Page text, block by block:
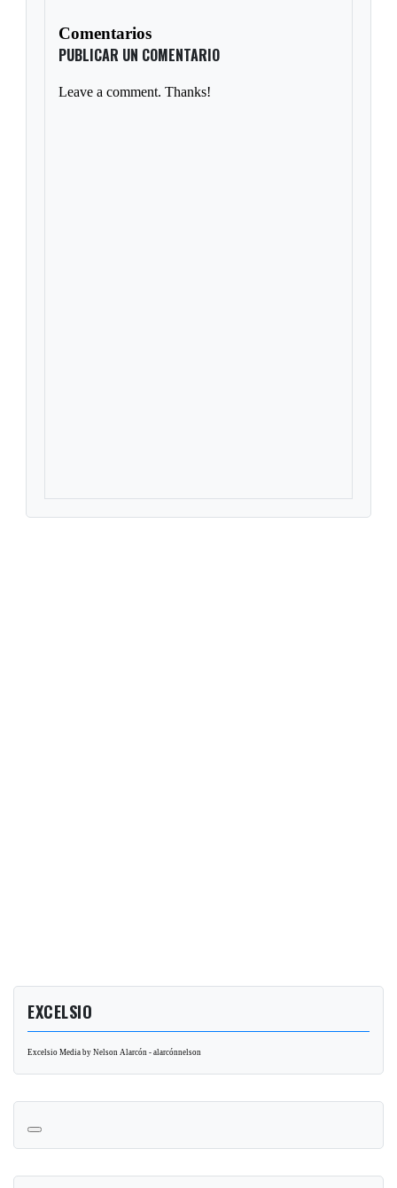
Comentarios
PUBLICAR UN COMENTARIO
Leave a comment. Thanks!
EXCELSIO
Excelsio Media by Nelson Alarcón - alarcónnelson